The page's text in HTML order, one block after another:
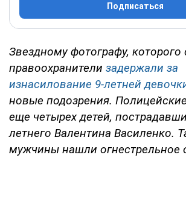
Подписаться
Звездному фотографу, которого
правоохранители задержали за
изнасилование 9-летней
новые подозрения.
еще четырех детей,
летнего Валентина Василенко.
мужчины нашли огнестрельное